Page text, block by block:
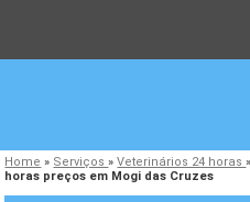
Home » Serviços»Veterinários 24 horas
horas preços em Mogi das Cruzes